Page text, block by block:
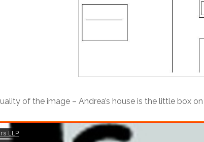
of the image – Andrea’s house is the little box on